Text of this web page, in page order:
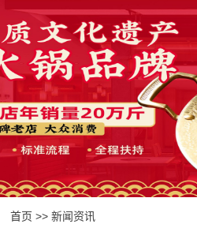
首页 >>新闻资讯